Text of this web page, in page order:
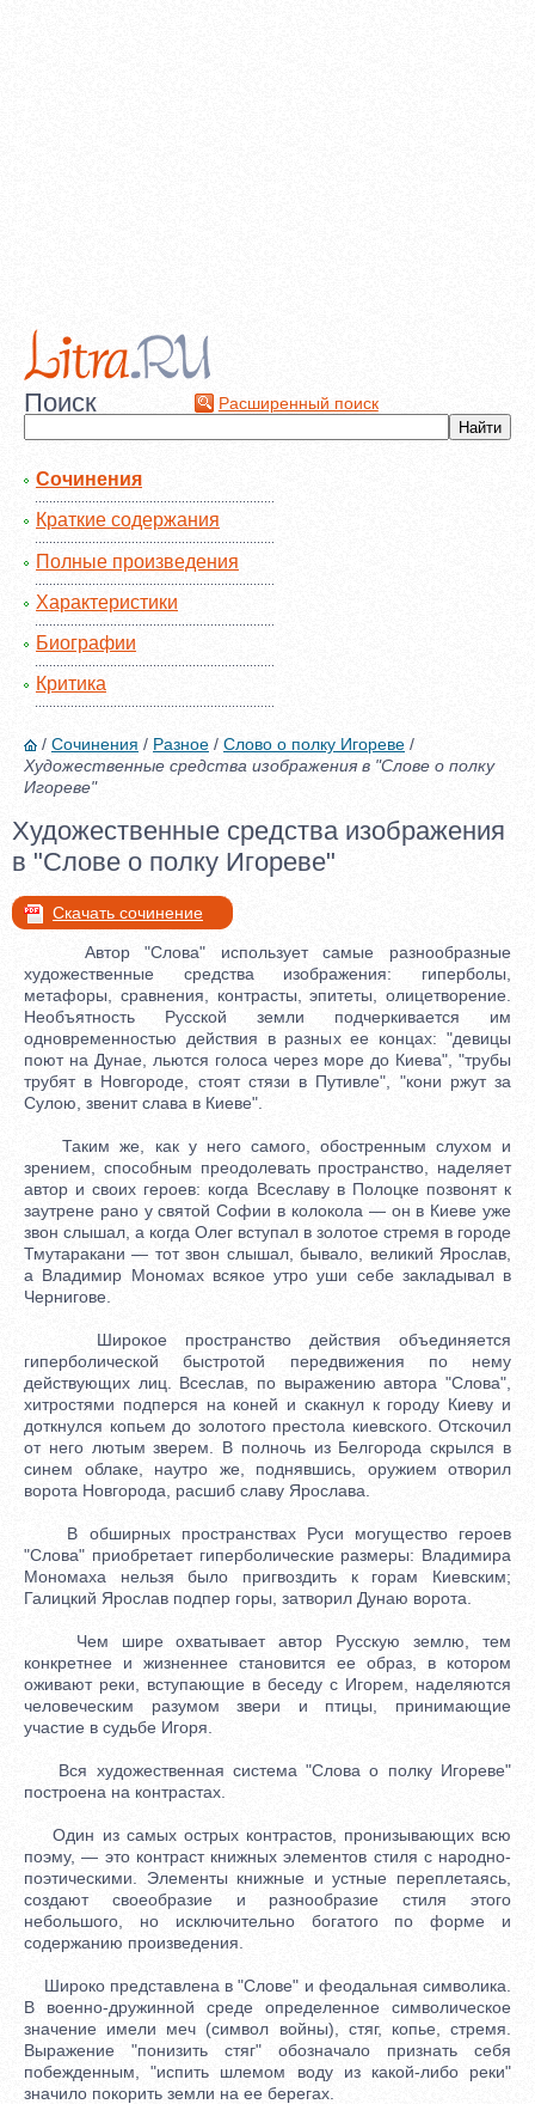
Поиск Расширенный поиск
Сочинения
Краткие содержания
Полные произведения
Характеристики
Биографии
Критика
/ Сочинения / Разное / Слово о полку Игореве /
Художественные средства изображения в "Слове о полку
Игореве"
Художественные средства изображения
в "Слове о полку Игореве"
Скачать сочинение
Автор "Слова" использует самые разнообразные
художественные средства изображения: гиперболы,
метафоры, сравнения, контрасты, эпитеты, олицетворение.
Необъятность Русской земли подчеркивается им
одновременностью действия в разных ее концах: "девицы
поют на Дунае, льются голоса через море до Киева", "трубы
трубят в Новгороде, стоят стязи в Путивле", "кони ржут за
Сулою, звенит слава в Киеве".
Таким же, как у него самого, обостренным слухом и
зрением, способным преодолевать пространство, наделяет
автор и своих героев: когда Всеславу в Полоцке позвонят к
заутрене рано у святой Софии в колокола — он в Киеве уже
звон слышал, а когда Олег вступал в золотое стремя в городе
Тмутаракани — тот звон слышал, бывало, великий Ярослав,
а Владимир Мономах всякое утро уши себе закладывал в
Чернигове.
Широкое пространство действия объединяется
гиперболической быстротой передвижения по нему
действующих лиц. Всеслав, по выражению автора "Слова",
хитростями подперся на коней и скакнул к городу Киеву и
доткнулся копьем до золотого престола киевского. Отскочил
от него лютым зверем. В полночь из Белгорода скрылся в
синем облаке, наутро же, поднявшись, оружием отворил
ворота Новгорода, расшиб славу Ярослава.
В обширных пространствах Руси могущество героев
"Слова" приобретает гиперболические размеры: Владимира
Мономаха нельзя было пригвоздить к горам Киевским;
Галицкий Ярослав подпер горы, затворил Дунаю ворота.
Чем шире охватывает автор Русскую землю, тем
конкретнее и жизненнее становится ее образ, в котором
оживают реки, вступающие в беседу с Игорем, наделяются
человеческим разумом звери и птицы, принимающие
участие в судьбе Игоря.
Вся художественная система "Слова о полку Игореве"
построена на контрастах.
Один из самых острых контрастов, пронизывающих всю
поэму, — это контраст книжных элементов стиля с народно-
поэтическими. Элементы книжные и устные переплетаясь,
создают своеобразие и разнообразие стиля этого
небольшого, но исключительно богатого по форме и
содержанию произведения.
Широко представлена в "Слове" и феодальная символика.
В военно-дружинной среде определенное символическое
значение имели меч (символ войны), стяг, копье, стремя.
Выражение "понизить стяг" обозначало признать себя
побежденным, "испить шлемом воду из какой-либо реки"
значило покорить земли на ее берегах.